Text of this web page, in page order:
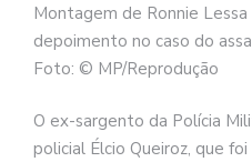
Montagem de Ronnie
depoimento no caso do
Foto: © MP/Reprodução
O ex-sargento da Polícia
policial Élcio Queiroz, que